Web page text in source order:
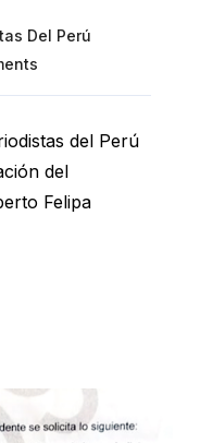
Del Perú
del Perú
del
Felipa